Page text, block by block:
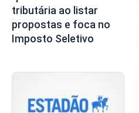
tributária ao listar
propostas e foca no
Imposto Seletivo